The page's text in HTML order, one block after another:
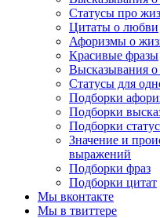
Статусы про
Цитаты о любви
Афоризмы о
Красивые фразы
Высказывания
Статусы для
Подборки
Подборки
Подборки
Значение и
выражений
Подборки фраз
Подборки цитат
Мы вконтакте
Мы в твиттере